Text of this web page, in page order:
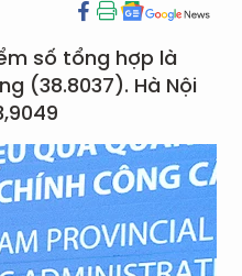
số tổng hợp là
(38.8037). Hà Nội